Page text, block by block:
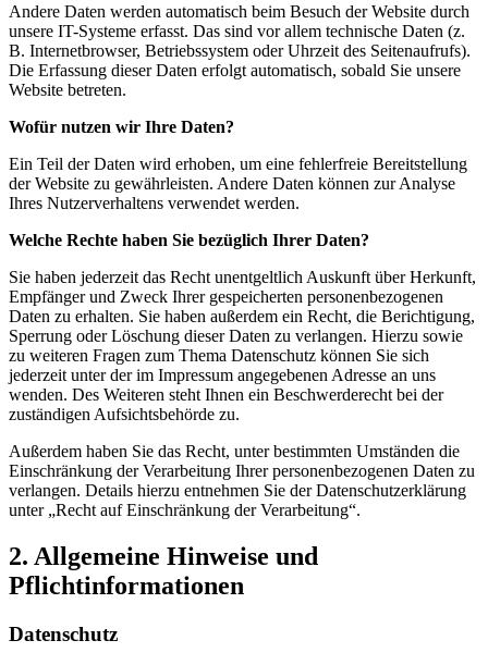
Andere Daten werden automatisch beim Besuch der Website durch
unsere IT-Systeme erfasst. Das sind vor allem technische Daten (z.
B. Internetbrowser, Betriebssystem oder Uhrzeit des Seitenaufrufs).
Die Erfassung dieser Daten erfolgt automatisch, sobald Sie unsere
Website betreten.
Wofür nutzen wir Ihre Daten?
Ein Teil der Daten wird erhoben, um eine fehlerfreie Bereitstellung
der Website zu gewährleisten. Andere Daten können zur Analyse
Ihres Nutzerverhaltens verwendet werden.
Welche Rechte haben Sie bezüglich Ihrer Daten?
Sie haben jederzeit das Recht unentgeltlich Auskunft über Herkunft,
Empfänger und Zweck Ihrer gespeicherten personenbezogenen
Daten zu erhalten. Sie haben außerdem ein Recht, die Berichtigung,
Sperrung oder Löschung dieser Daten zu verlangen. Hierzu sowie
zu weiteren Fragen zum Thema Datenschutz können Sie sich
jederzeit unter der im Impressum angegebenen Adresse an uns
wenden. Des Weiteren steht Ihnen ein Beschwerderecht bei der
zuständigen Aufsichtsbehörde zu.
Außerdem haben Sie das Recht, unter bestimmten Umständen die
Einschränkung der Verarbeitung Ihrer personenbezogenen Daten zu
verlangen. Details hierzu entnehmen Sie der Datenschutzerklärung
unter „Recht auf Einschränkung der Verarbeitung“.
2. Allgemeine Hinweise und
Pflichtinformationen
Datenschutz